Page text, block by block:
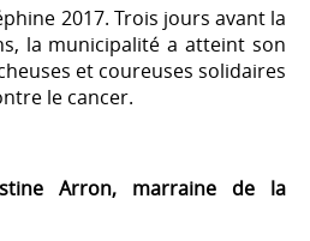
2017. Trois jours avant la
la municipalité a atteint son
et coureuses solidaires
le cancer.
Arron, marraine de la